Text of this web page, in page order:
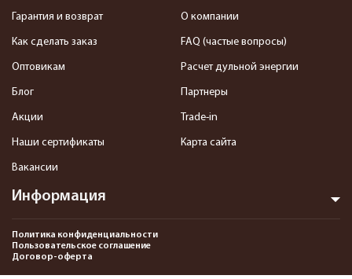
Информация
Гарантия и возврат
Как сделать заказ
Оптовикам
Блог
Акции
Наши сертификаты
Вакансии
О компании
FAQ (частые вопросы)
Расчет дульной энергии
Партнеры
Trade-in
Карта сайта
Политика конфиденциальности
Пользовательское соглашение
Договор-оферта